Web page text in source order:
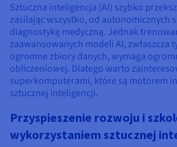
Sztuczna inteligencja (AI) szybko
zasilając wszystko, od autonomicznych
diagnostykę medyczną. Jednak
zaawansowanych modeli AI, zwłaszcza
ogromne zbiory danych, wymaga
obliczeniowej. Dlatego warto
superkomputerami, które są motorem
sztucznej inteligencji.
Przyspieszenie rozwoju i
wykorzystaniem sztucznej